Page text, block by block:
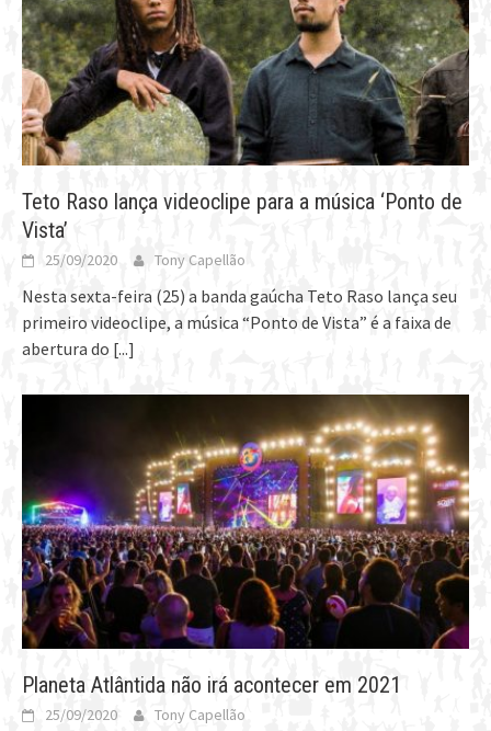
Teto Raso lança videoclipe para a música ‘Ponto de
Vista’
25/09/2020 Tony Capellão
Nesta sexta-feira (25) a banda gaúcha Teto Raso lança seu
primeiro videoclipe, a música “Ponto de Vista” é a faixa de
abertura do [...]
Planeta Atlântida não irá acontecer em 2021
25/09/2020 Tony Capellão